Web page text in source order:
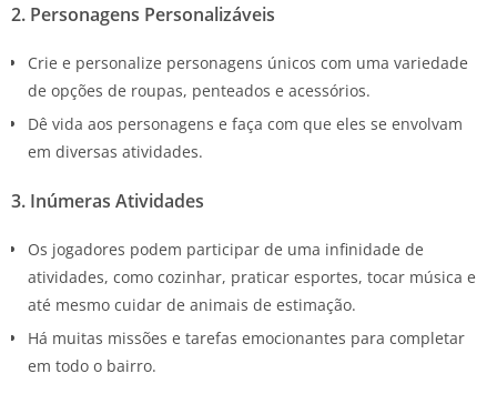
2. Personagens Personalizáveis
Crie e personalize personagens únicos com uma variedade
de opções de roupas, penteados e acessórios.
Dê vida aos personagens e faça com que eles se envolvam
em diversas atividades.
3. Inúmeras Atividades
Os jogadores podem participar de uma infinidade de
atividades, como cozinhar, praticar esportes, tocar música e
até mesmo cuidar de animais de estimação.
Há muitas missões e tarefas emocionantes para completar
em todo o bairro.